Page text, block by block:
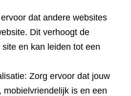
dat andere websites
Dit verhoogt de
en kan leiden tot een
Zorg ervoor dat jouw
mobielvriendelijk is en een